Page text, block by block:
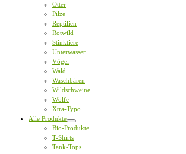
Otter
Pilze
Reptilien
Rotwild
Stinktiere
Unterwasser
Vögel
Wald
Waschbären
Wildschweine
Wölfe
Xtra-Typo
Alle Produkte
Bio-Produkte
T-Shirts
Tank-Tops